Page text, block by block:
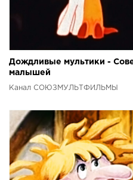
Дождливые мультики -
малышей
Канал СОЮЗМУЛЬТФИЛЬМЫ